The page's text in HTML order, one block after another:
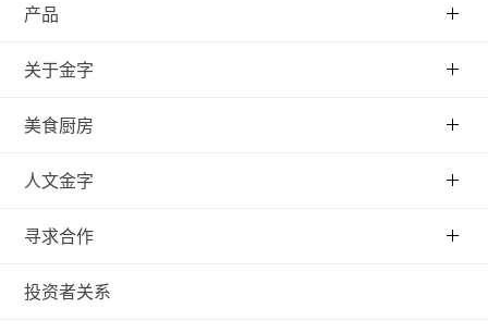
产品
关于金字
美食厨房
人文金字
寻求合作
投资者关系